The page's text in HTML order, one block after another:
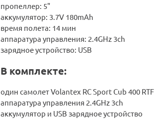
пропеллер: 5"
аккумулятор: 3.7V 180mAh
время полета: 14 мин
аппаратура управления: 2.4GHz 3ch
зарядное устройство: USB
В комплекте:
один самолет Volantex RC Sport Cub 400 RTF
аппаратура управления 2.4GHz 3ch
аккумулятор и USB зарядное устройство